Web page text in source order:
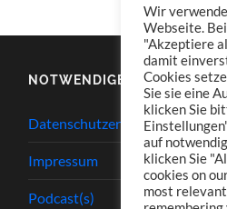
NOTWENDIGES
Datenschutzerklärung
Impressum
Podcast(s)
Wir
Webseite.
"Akzeptiere
damit
Cookies
Sie sie eine
klicken Sie
auf
klicken Sie
cookies on
most